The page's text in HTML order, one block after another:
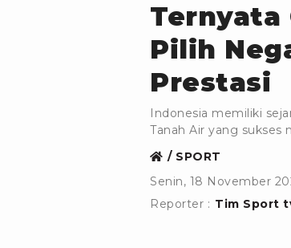
Ternyata
Pilih
Prestasi
Indonesia memiliki
Tanah Air yang
SPORT
Senin, 18 November
Reporter : Tim Sport